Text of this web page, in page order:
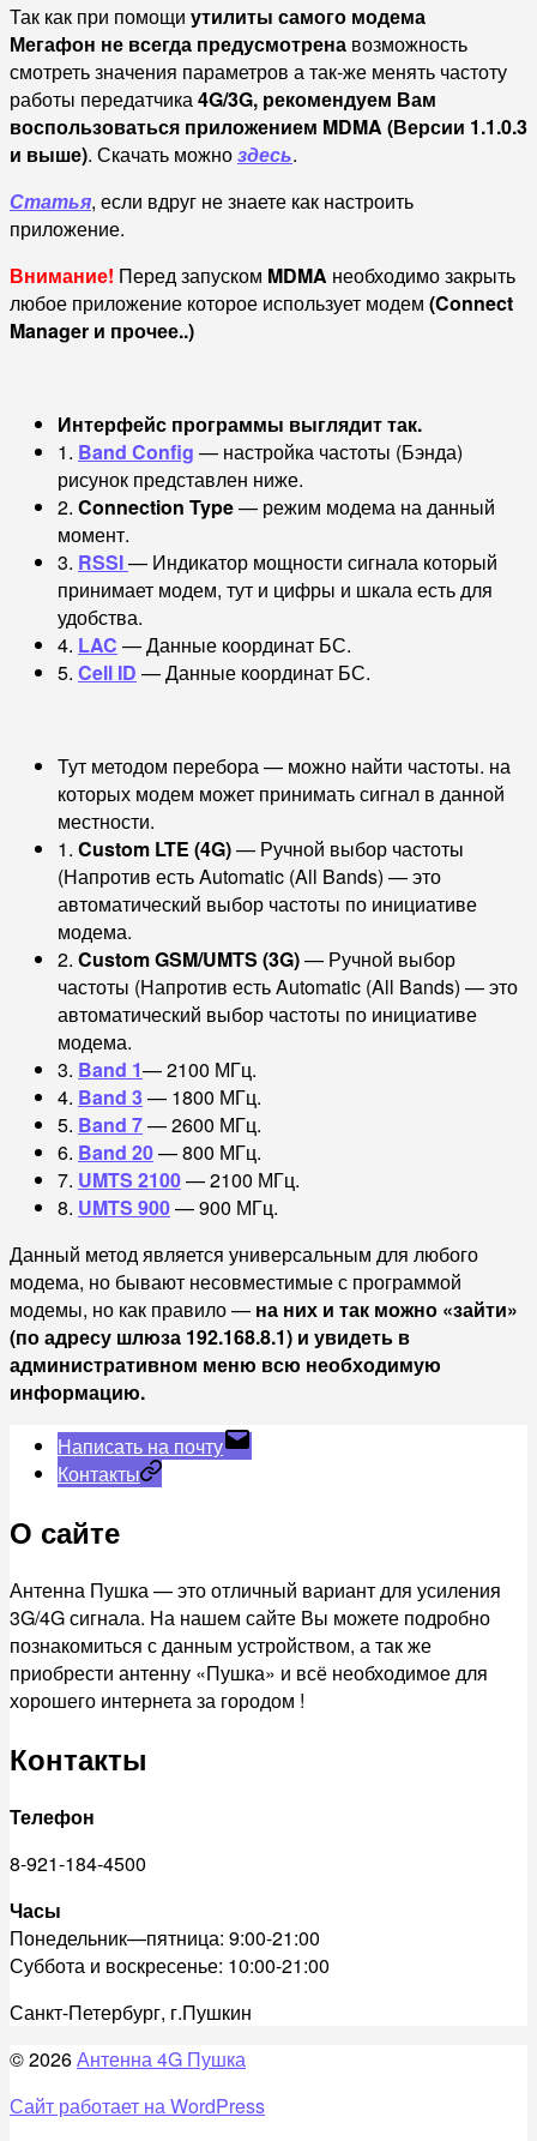
Так как при помощи утилиты самого модема
Мегафон не всегда предусмотрена возможность
смотреть значения параметров а так-же менять частоту
работы передатчика4G/3G, рекомендуем Вам
воспользоваться приложением MDMA (Версии 1.1.0.3
и выше). Скачать можноздесь.
Статья, если вдруг не знаете как настроить
приложение.
Внимание! Перед запуском MDMA необходимо закрыть
любое приложение которое использует модем (Connect
Manager и прочее..)
Интерфейс программы выглядит так.
1. Band Config — настройка частоты (Бэнда)
рисунок представлен ниже.
2. Connection Type— режим модема на данный
момент.
3. RSSI— Индикатор мощности сигнала который
принимает модем, тут и цифры и шкала есть для
удобства.
4. LAC — Данные координат БС.
5. Cell ID — Данные координат БС.
Тут методом перебора — можно найти частоты. на
которых модем может принимать сигнал в данной
местности.
1. Custom LTE (4G)— Ручной выбор частоты
(Напротив есть Automatic (All Bands) — это
автоматический выбор частоты по инициативе
модема.
2. Custom GSM/UMTS (3G)— Ручной выбор
частоты (Напротив есть Automatic (All Bands) — это
автоматический выбор частоты по инициативе
модема.
3. Band 1— 2100 МГц.
4. Band 3— 1800 МГц.
5. Band 7— 2600 МГц.
6. Band 20— 800 МГц.
7. UMTS 2100— 2100 МГц.
8. UMTS 900— 900 МГц.
Данный метод является универсальным для любого
модема, но бывают несовместимые с программой
модемы, но как правило — на них и так можно «зайти»
(по адресу шлюза 192.168.8.1) и увидеть в
административном меню всю необходимую
информацию.
Написать на почту
Контакты
О сайте
Антенна Пушка — это отличный вариант для усиления
3G/4G сигнала. На нашем сайте Вы можете подробно
познакомиться с данным устройством, а так же
приобрести антенну «Пушка» и всё необходимое для
хорошего интернета за городом !
Контакты
Телефон
8-921-184-4500
Часы
Понедельник—пятница: 9:00-21:00
Суббота и воскресенье: 10:00-21:00
Санкт-Петербург, г.Пушкин
© 2026Антенна 4G Пушка
Сайт работает на WordPress